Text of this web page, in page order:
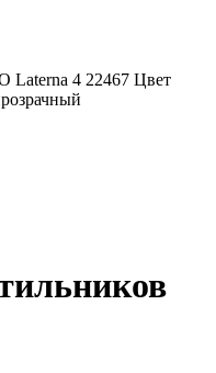
4 22467 Цвет